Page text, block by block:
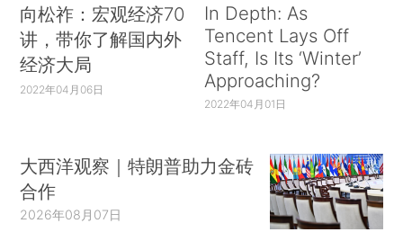
向松祚：宏观经济70
讲，带你了解国内外
经济大局
2022年04月06日
In Depth: As
Tencent Lays Off
Staff, Is Its ‘Winter’
Approaching?
2022年04月01日
大西洋观察｜特朗普助力金砖
合作
2026年08月07日